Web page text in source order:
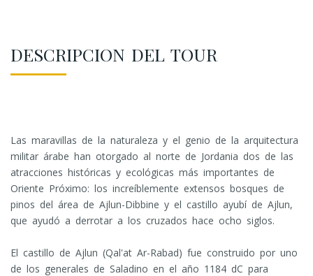
DESCRIPCION DEL TOUR
Las maravillas de la naturaleza y el genio de la arquitectura
militar árabe han otorgado al norte de Jordania dos de las
atracciones históricas y ecológicas más importantes de
Oriente Próximo: los increíblemente extensos bosques de
pinos del área de Ajlun-Dibbine y el castillo ayubí de Ajlun,
que ayudó a derrotar a los cruzados hace ocho siglos.
El castillo de Ajlun (Qal'at Ar-Rabad) fue construido por uno
de los generales de Saladino en el año 1184 dC para